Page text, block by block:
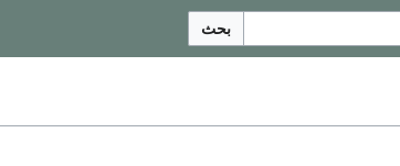
بحث